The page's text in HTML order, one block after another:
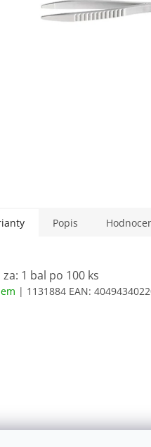
Popis
za: 1 bal po 100 ks
| 1131884 EAN: